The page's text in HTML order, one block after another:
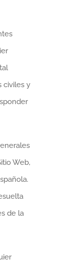
civiles y
Web,
de la